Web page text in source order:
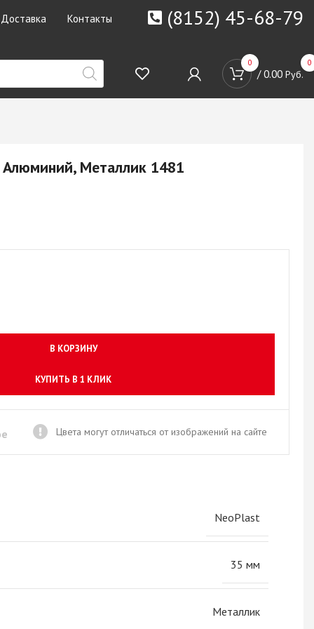
Доставка Контакты (8152) 45-68-79
КУПИТЬ
0 0
/ 0.00 Руб.
Металлик 1481
В КОРЗИНУ
КУПИТЬ В 1 КЛИК
Цвета могут отличаться от изображений на сайте
NeoPlast
35 мм
Металлик